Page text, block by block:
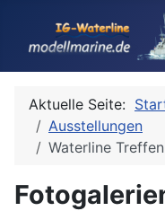
Aktuelle Seite:
Ausstellungen
Waterline